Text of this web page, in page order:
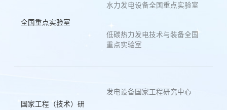
全国重点实验室
水力发电设备全国重点实验室
低碳热力发电技术与装备全国
重点实验室
国家工程（技术）研
发电设备国家工程研究中心